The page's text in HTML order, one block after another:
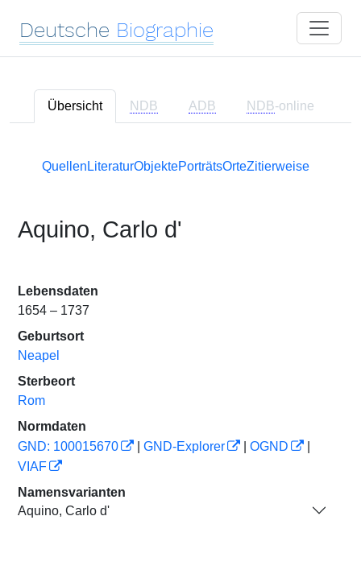
Deutsche Biographie
Übersicht NDB ADB NDB-online
Quellen LiteraturObjektePorträtsOrteZitierweise
Aquino, Carlo d'
Lebensdaten
1654 – 1737
Geburtsort
Neapel
Sterbeort
Rom
Normdaten
GND: 100015670
GND-Explorer OGND
VIAF
Namensvarianten
Aquino, Carlo d'